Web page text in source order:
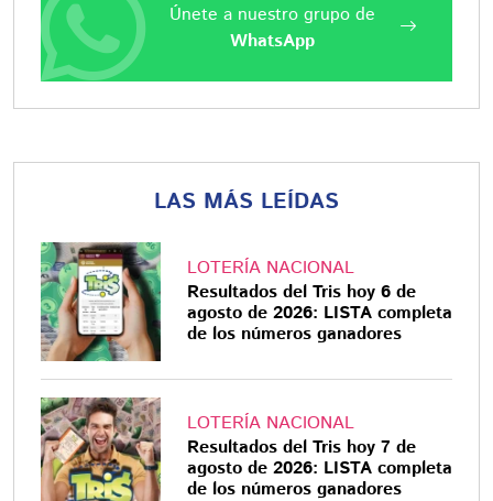
Únete a nuestro grupo de
WhatsApp
LAS MÁS LEÍDAS
LOTERÍA NACIONAL
Resultados del Tris hoy 6 de
agosto de 2026: LISTA completa
de los números ganadores
LOTERÍA NACIONAL
Resultados del Tris hoy 7 de
agosto de 2026: LISTA completa
de los números ganadores